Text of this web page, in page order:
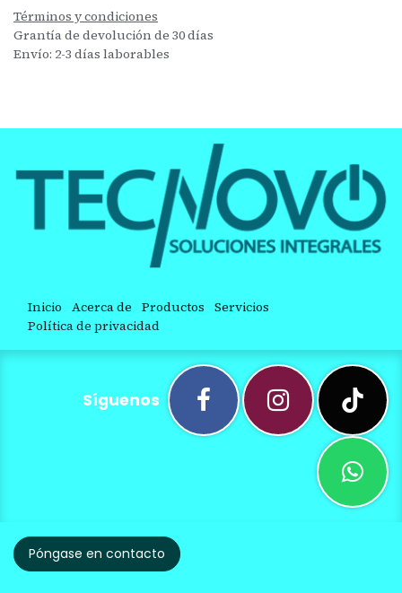
Términos y condiciones
Grantía de devolución de 30 días
Envío: 2-3 días laborables
Inicio Acerca de Productos Servicios
Política de privacidad
Síguenos
Póngase en contacto